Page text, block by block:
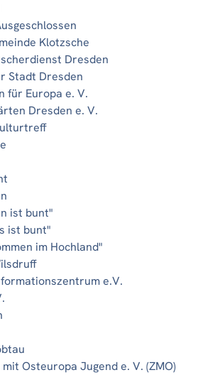
Klotzsche
Dresden
Stadt Dresden
für Europa e. V.
Dresden e. V.
ist bunt"
ist bunt"
im Hochland"
e.V.
Osteuropa Jugend e. V. (ZMO)